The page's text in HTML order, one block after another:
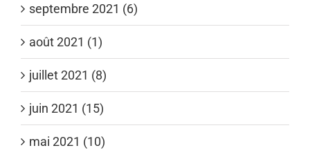
septembre 2021 (6)
août 2021 (1)
juillet 2021 (8)
juin 2021 (15)
mai 2021 (10)